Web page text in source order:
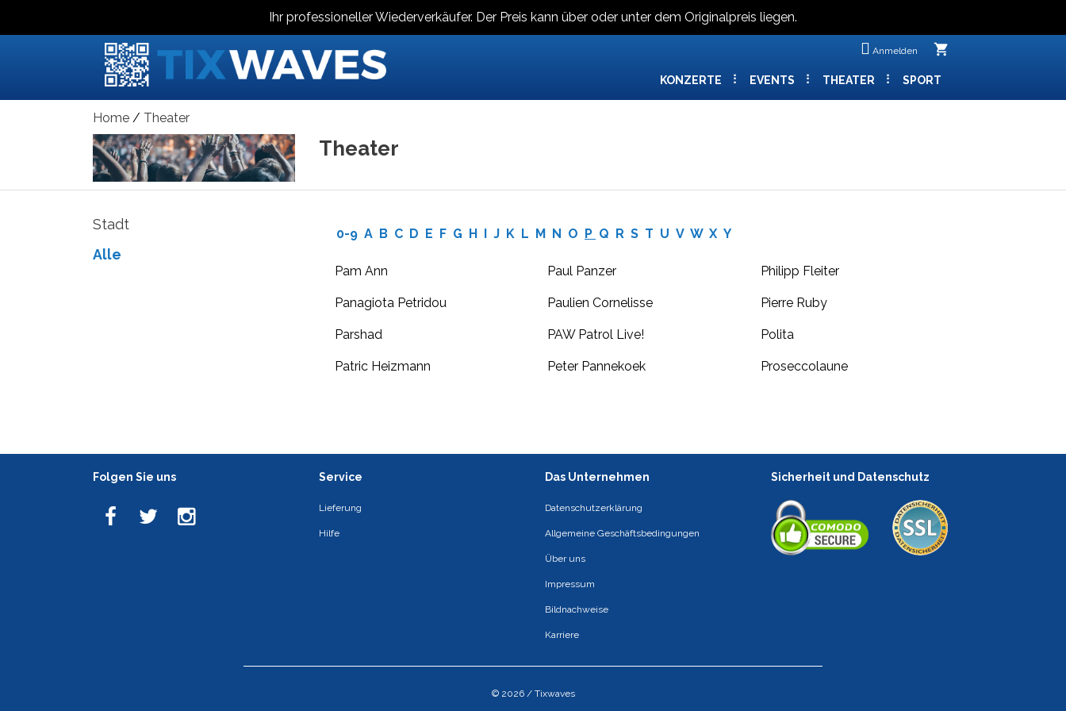
Ihr professioneller Wiederverkäufer. Der Preis kann über oder unter dem Originalpreis liegen.
shopping_cart
Anmelden
KONZERTE EVENTS THEATER SPORT
Home Theater
Theater
Stadt
Alle
0-9 A B C D E F G H I J K L M N O P Q R S T U V W X Y
Pam Ann
Panagiota Petridou
Parshad
Patric Heizmann
Paul Panzer
Paulien Cornelisse
PAW Patrol Live!
Peter Pannekoek
Philipp Fleiter
Pierre Ruby
Polita
Proseccolaune
Folgen Sie uns Service
Lieferung
Hilfe
Das Unternehmen
Datenschutzerklärung
Allgemeine Geschäftsbedingungen
Über uns
Impressum
Bildnachweise
Karriere
Sicherheit und Datenschutz
© 2026 / Tixwaves